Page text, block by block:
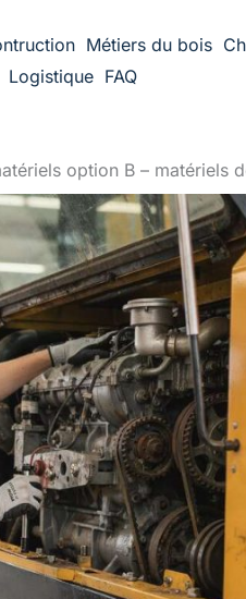
Métiers du bois
Logistique FAQ
option B – matériels